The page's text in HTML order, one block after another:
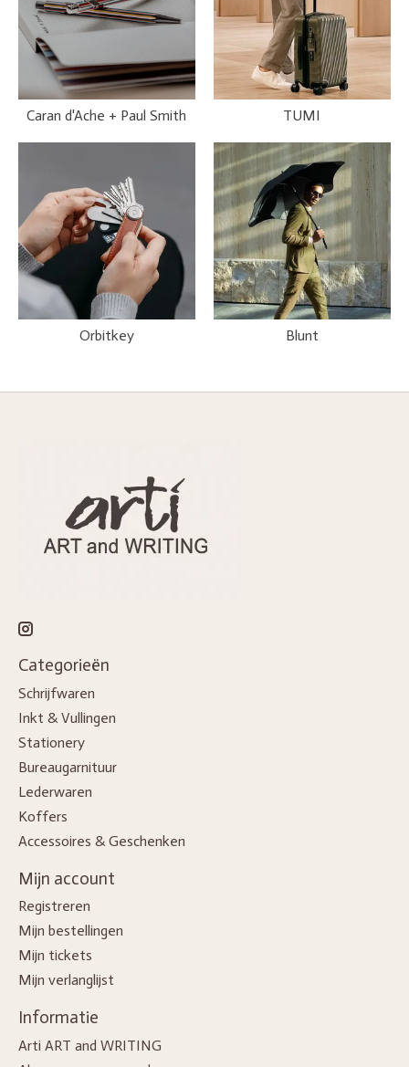
Caran d'Ache + Paul Smith TUMI
Orbitkey Blunt
Categorieën
Schrijfwaren
Inkt & Vullingen
Stationery
Bureaugarnituur
Lederwaren
Koffers
Accessoires & Geschenken
Mijn account
Registreren
Mijn bestellingen
Mijn tickets
Mijn verlanglijst
Informatie
Arti ART and WRITING